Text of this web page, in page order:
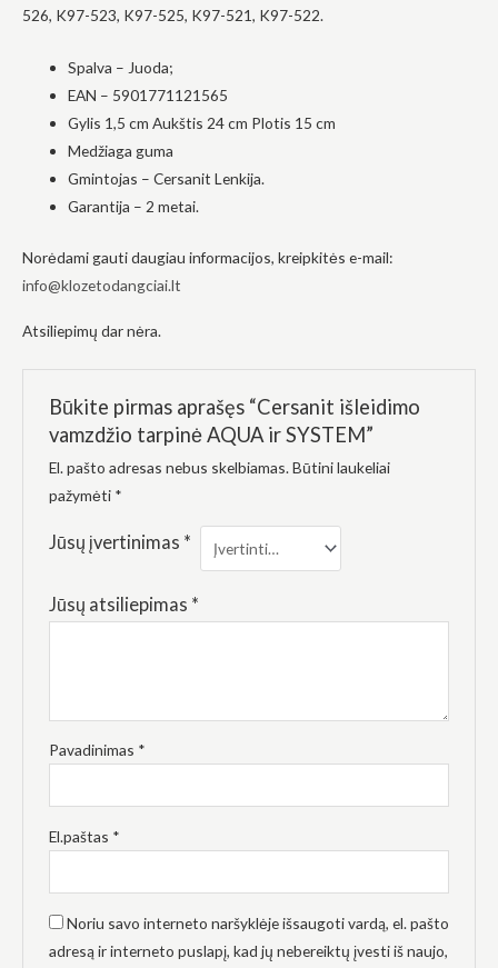
526, K97-523, K97-525, K97-521, K97-522.
Spalva – Juoda;
EAN – 5901771121565
Gylis 1,5 cm Aukštis 24 cm Plotis 15 cm
Medžiaga guma
Gmintojas – Cersanit Lenkija.
Garantija – 2 metai.
Norėdami gauti daugiau informacijos, kreipkitės e-mail:
info@klozetodangciai.lt
Atsiliepimų dar nėra.
Būkite pirmas aprašęs “Cersanit išleidimo
vamzdžio tarpinė AQUA ir SYSTEM”
El. pašto adresas nebus skelbiamas. Būtini laukeliai
pažymėti *
Jūsų įvertinimas *
Jūsų atsiliepimas *
Pavadinimas *
El.paštas *
Noriu savo interneto naršyklėje išsaugoti vardą, el. pašto
adresą ir interneto puslapį, kad jų nebereiktų įvesti iš naujo,
naudojama.
Patirtis
Kad mūsų
svetainė
geriau jūsų
apsilankymo
atsisakysite
kai kurios
svetainės
Dalindamiesi
pomėgiais ir
elgesiu, kai
lankotės
mūsų
padidinate
galimybę
turinį ir